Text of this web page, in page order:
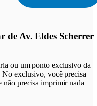
de Av. Eldes Scherrer
ou um ponto exclusivo da
No exclusivo, você precisa
não precisa imprimir nada.